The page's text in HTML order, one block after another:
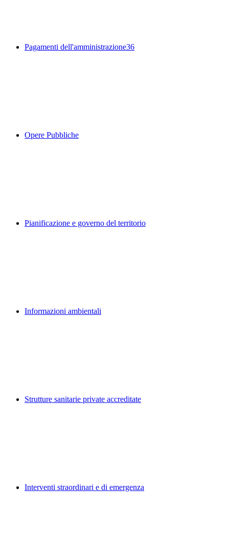
Pagamenti dell'amministrazione36
Opere Pubbliche
Pianificazione e governo del territorio
Informazioni ambientali
Strutture sanitarie private accreditate
Interventi straordinari e di emergenza